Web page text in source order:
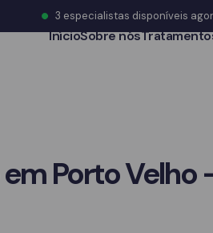
InícioSobre nós
Porto Velho
3 especialistas disponíveis